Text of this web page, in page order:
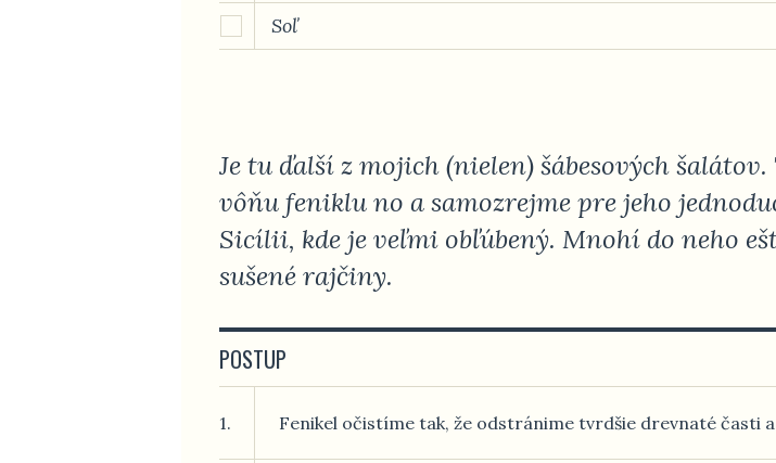
Soľ
Je tu ďalší z mojich (nielen) šábesových
vôňu feniklu no a samozrejme pre jeho
Sicílii, kde je veľmi obľúbený. Mnohí do neho
sušené rajčiny.
POSTUP
1. Fenikel očistíme tak, že odstránime tvrdšie drevnaté časti